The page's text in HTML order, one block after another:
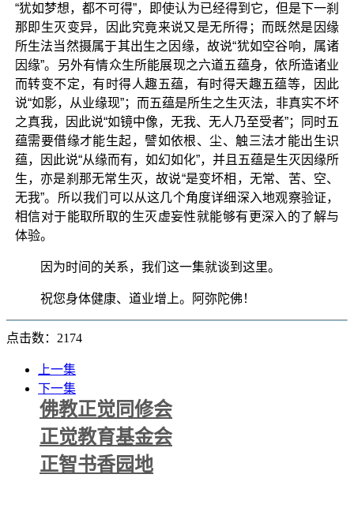
“犹如梦想，都不可得”，即使认为已经得到它，但是下一刹
那即生灭变异，因此究竟来说又是无所得；而既然是因缘
所生法当然摄属于其出生之因缘，故说“犹如空谷响，属诸
因缘”。另外有情众生所能展现之六道五蕴身，依所造诸业
而转变不定，有时得人趣五蕴，有时得天趣五蕴等，因此
说“如影，从业缘现”；而五蕴是所生之生灭法，非真实不坏
之真我，因此说“如镜中像，无我、无人乃至受者”；同时五
蕴需要借缘才能生起，譬如依根、尘、触三法才能出生识
蕴，因此说“从缘而有，如幻如化”，并且五蕴是生灭因缘所
生，亦是刹那无常生灭，故说“是变坏相，无常、苦、空、
无我”。所以我们可以从这几个角度详细深入地观察验证，
相信对于能取所取的生灭虚妄性就能够有更深入的了解与
体验。
因为时间的关系，我们这一集就谈到这里。
祝您身体健康、道业增上。阿弥陀佛！
点击数：2174
上一集
下一集
佛教正觉同修会
正觉教育基金会
正智书香园地